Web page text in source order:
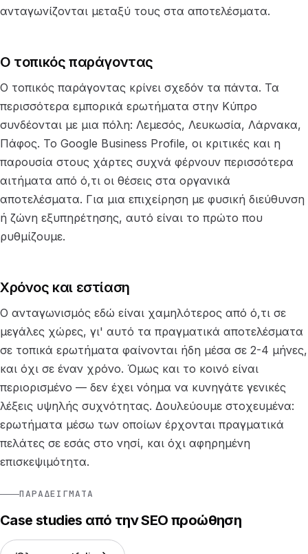
ανταγωνίζονται μεταξύ τους στα αποτελέσματα.
Ο τοπικός παράγοντας
Ο τοπικός παράγοντας κρίνει σχεδόν τα πάντα. Τα
περισσότερα εμπορικά ερωτήματα στην Κύπρο
συνδέονται με μια πόλη: Λεμεσός, Λευκωσία, Λάρνακα,
Πάφος. Το Google Business Profile, οι κριτικές και η
παρουσία στους χάρτες συχνά φέρνουν περισσότερα
αιτήματα από ό,τι οι θέσεις στα οργανικά
αποτελέσματα. Για μια επιχείρηση με φυσική διεύθυνση
ή ζώνη εξυπηρέτησης, αυτό είναι το πρώτο που
ρυθμίζουμε.
Χρόνος και εστίαση
Ο ανταγωνισμός εδώ είναι χαμηλότερος από ό,τι σε
μεγάλες χώρες, γι' αυτό τα πραγματικά αποτελέσματα
σε τοπικά ερωτήματα φαίνονται ήδη μέσα σε 2-4 μήνες,
και όχι σε έναν χρόνο. Όμως και το κοινό είναι
περιορισμένο — δεν έχει νόημα να κυνηγάτε γενικές
λέξεις υψηλής συχνότητας. Δουλεύουμε στοχευμένα:
ερωτήματα μέσω των οποίων έρχονται πραγματικά
πελάτες σε εσάς στο νησί, και όχι αφηρημένη
επισκεψιμότητα.
ΠΑΡΑΔΕΊΓΜΑΤΑ
Case studies από την SEO προώθηση